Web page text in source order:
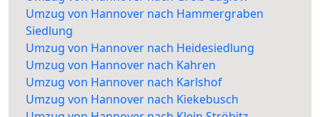
Umzug von Hannover nach Hammergraben
Siedlung
Umzug von Hannover nach Heidesiedlung
Umzug von Hannover nach Kahren
Umzug von Hannover nach Karlshof
Umzug von Hannover nach Kiekebusch